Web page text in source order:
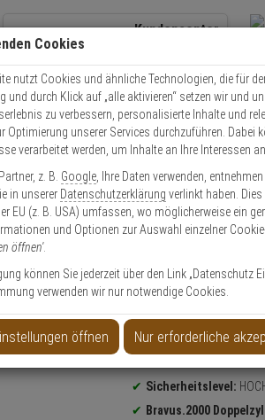
Kundencenter
Kontaktservice nutzen
Mo. - Do.: 8:00 - 16:30 Fr. 8:00 - 14:00 Uhr
Schließzylinder Schließzylinder Set
35/40 9 Schl.
Produktinformationen
Sicherheitslevel:
Bravus.2000
Cookies
nutzt Cookies und ähnliche Technologien, die für
und durch Klick auf „alle aktivieren“ setzen wir und
zu verbessern, personalisierte Inhalte und
Optimierung unserer Services durchzuführen. Dabei
verarbeitet werden, um Inhalte an Ihre Interessen
z. B. Google , Ihre Daten verwenden,
in unserer Datenschutzerklärung verlinkt haben.
EU (z. B. USA) umfassen, wo möglicherweise ein
und Optionen zur Auswahl einzelner
öffnen'.
können Sie jederzeit über den Link „Datenschutz
verwenden wir nur notwendige Cookies.
öffnen Nur erforderliche